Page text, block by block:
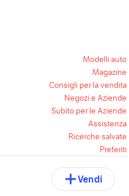
Modelli auto
Magazine
Consigli per la vendita
Negozi e Aziende
Subito per le Aziende
Assistenza
Ricerche salvate
Preferiti
Vendi